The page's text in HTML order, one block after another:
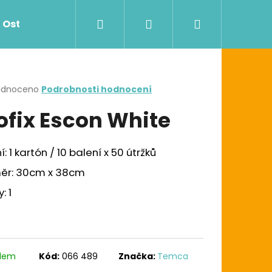
Ostatní Zdravotnictví Dávkovače
Přihlášení
Podrobnosti hodnocení
Escon White
1 kartón / 10 balení x 50 útržků
30cm x 38cm
1
Kód: 066 489 Značka: Temca
UTĚRKA W1/W2/W3